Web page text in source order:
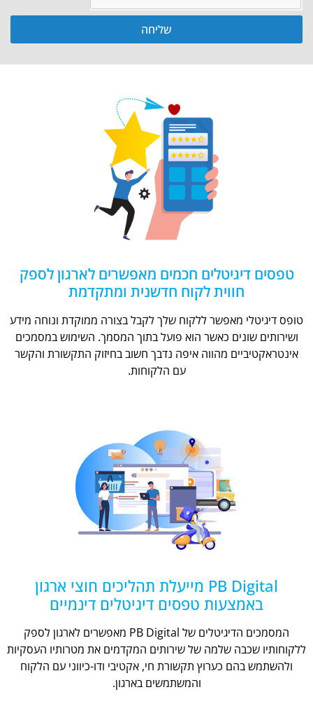
שליחה
טפסים דיגיטלים חכמים מאפשרים לארגון לספק
חווית לקוח חדשנית ומתקדמת
טופס דיגיטלי מאפשר ללקוח שלך לקבל בצורה ממוקדת ונוחה מידע
ושירותים שונים כאשר הוא פועל בתוך המסמך. השימוש במסמכים
אינטראקטיביים מהווה איפה נדבך חשוב בחיזוק התקשורת והקשר
עם הלקוחות.
PB Digital מייעלת תהליכים חוצי ארגון
באמצעות טפסים דיגיטלים דינמיים
המסמכים הדיגיטלים של PB Digital מאפשרים לארגון לספק
ללקוחותיו שכבה שלמה של שירותים המקדמים את מטרותיו העסקיות
ולהשתמש בהם כערוץ תקשורת חי, אקטיבי ודו-כיווני עם הלקוח
והמשתמשים בארגון.